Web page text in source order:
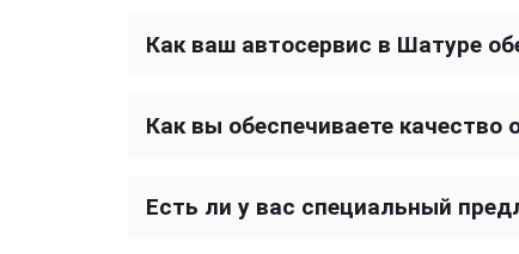
Как ваш автосервис в Шатуре
Как вы обеспечиваете
Есть ли у вас специальный